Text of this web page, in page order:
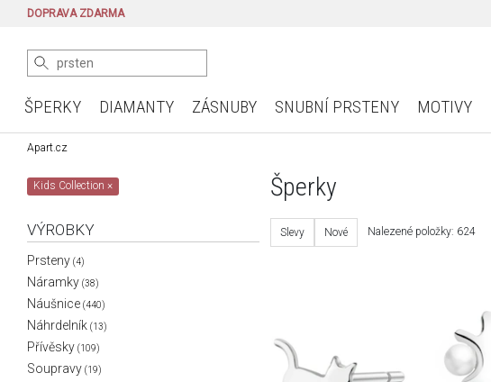
DOPRAVA ZDARMA
ŠPERKY DIAMANTY ZÁSNUBY SNUBNÍ PRSTENY MOTIVY
Apart.cz
Kids Collection×
VÝROBKY
Prsteny (4)
Náramky (38)
Náušnice (440)
Náhrdelník (13)
Přívěsky (109)
Soupravy (19)
Šperky
Slevy Nové Nalezené položky: 624